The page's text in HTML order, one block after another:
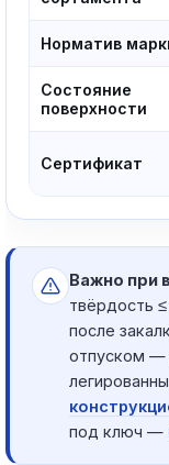
Норматив
Состояние
поверхности
Сертификат
Важно при
твёрдость
после
отпуском —
под ключ —